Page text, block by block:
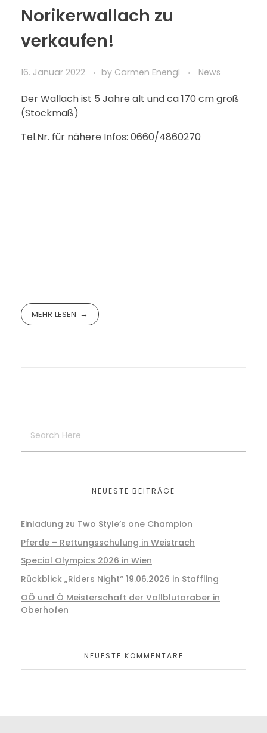
Norikerwallach zu
verkaufen!
16. Januar 2022 by Carmen Enengl News
Der Wallach ist 5 Jahre alt und ca 170 cm groß
(Stockmaß)
Tel.Nr. für nähere Infos: 0660/4860270
MEHR LESEN
NEUESTE BEITRÄGE
Einladung zu Two Style’s one Champion
Pferde – Rettungsschulung in Weistrach
Special Olympics 2026 in Wien
Rückblick „Riders Night“ 19.06.2026 in Staffling
OÖ und Ö Meisterschaft der Vollblutaraber in
Oberhofen
NEUESTE KOMMENTARE